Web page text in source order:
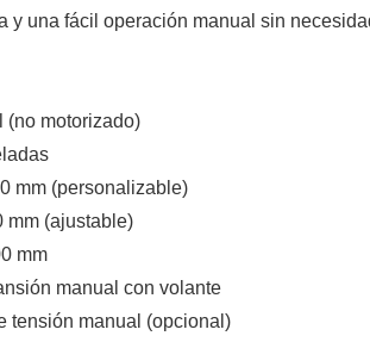
y una fácil operación manual sin
(no motorizado)
mm (personalizable)
mm (ajustable)
mm
manual con volante
tensión manual (opcional)